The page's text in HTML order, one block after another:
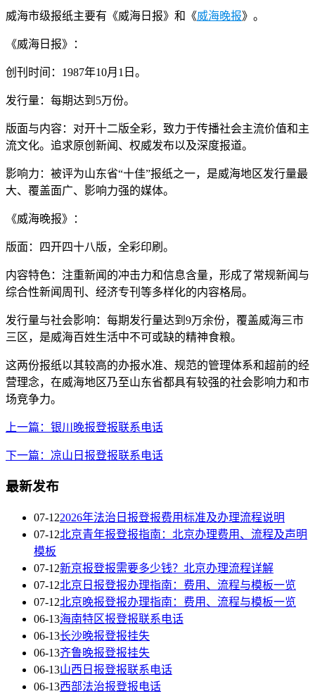
威海市级报纸主要有《威海日报》和《威海晚报》。
《威海日报》：
创刊时间：1987年10月1日。
发行量：每期达到5万份。
版面与内容：对开十二版全彩，致力于传播社会主流价值和主
流文化。追求原创新闻、权威发布以及深度报道。
影响力：被评为山东省“十佳”报纸之一，是威海地区发行量最
大、覆盖面广、影响力强的媒体。
《威海晚报》：
版面：四开四十八版，全彩印刷。
内容特色：注重新闻的冲击力和信息含量，形成了常规新闻与
综合性新闻周刊、经济专刊等多样化的内容格局。
发行量与社会影响：每期发行量达到9万余份，覆盖威海三市
三区，是威海百姓生活中不可或缺的精神食粮。
这两份报纸以其较高的办报水准、规范的管理体系和超前的经
营理念，在威海地区乃至山东省都具有较强的社会影响力和市
场竞争力。
上一篇：银川晚报登报联系电话
下一篇：凉山日报登报联系电话
最新发布
07-122026年法治日报登报费用标准及办理流程说明
07-12北京青年报登报指南：北京办理费用、流程及声明
模板
07-12新京报登报需要多少钱？北京办理流程详解
07-12北京日报登报办理指南：费用、流程与模板一览
07-12北京晚报登报办理指南：费用、流程与模板一览
06-13海南特区报登报联系电话
06-13长沙晚报登报挂失
06-13齐鲁晚报登报挂失
06-13山西日报登报联系电话
06-13西部法治报登报电话